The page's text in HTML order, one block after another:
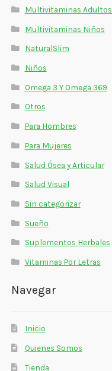
Multivitaminas Adultos
Multivitaminas Niños
NaturalSlim
Niños
Omega 3 Y Omega 369
Otros
Para Hombres
Para Mujeres
Salud Ósea y Articular
Salud Visual
Sin categorizar
Sueño
Suplementos Herbales
Vitaminas Por Letras
Navegar
Inicio
Quienes Somos
Tienda